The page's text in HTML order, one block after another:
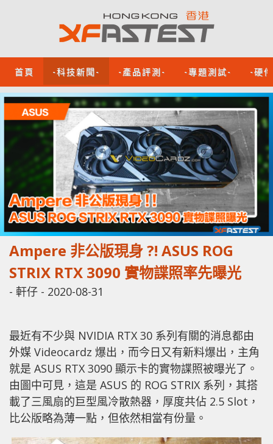
首頁 -科技新聞- -產品評測- -專題測試- -硬
Ampere 非公版現身 ?! ASUS ROG
STRIX RTX 3090 實物諜照率先曝光
- 軒仔 - 2020-08-31
最近有不少與 NVIDIA RTX 30 系列有關的消息都由
外媒 Videocardz 爆出，而今日又有新料爆出，主角
就是 ASUS RTX 3090 顯示卡的實物諜照被曝光了。
由圖中可見，這是 ASUS 的 ROG STRIX 系列，其搭
載了三風扇的巨型風冷散熱器，厚度共佔 2.5 Slot，
比公版略為薄一點，但依然相當有份量。